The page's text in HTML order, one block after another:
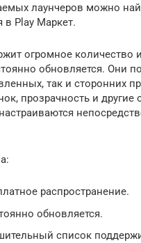
лаунчеров можно
в Play Маркет.
огромное количество
обновляется. Они
так и сторонних
прозрачность и другие
распространение.
обновляется.
список